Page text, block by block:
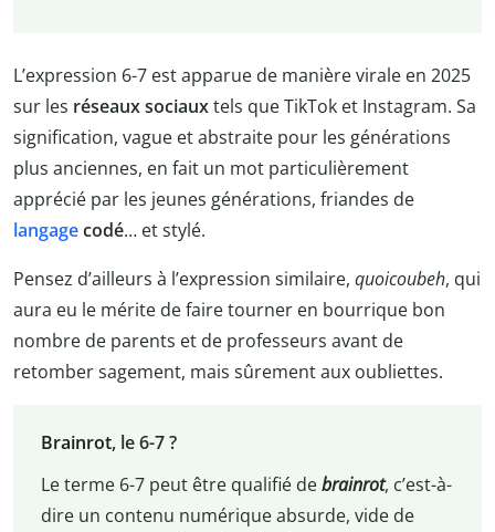
L’expression 6-7 est apparue de manière virale en 2025
sur les réseaux sociauxtels que TikTok et Instagram. Sa
signification, vague et abstraite pour les générations
plus anciennes, en fait un mot particulièrement
apprécié par les jeunes générations, friandes de
langagecodé… et stylé.
Pensez d’ailleurs à l’expression similaire, quoicoubeh, qui
aura eu le mérite de faire tourner en bourrique bon
nombre de parents et de professeurs avant de
retomber sagement, mais sûrement aux oubliettes.
Brainrot, le 6-7 ?
Le terme 6-7 peut être qualifié debrainrot, c’est-à-
dire un contenu numérique absurde, vide de